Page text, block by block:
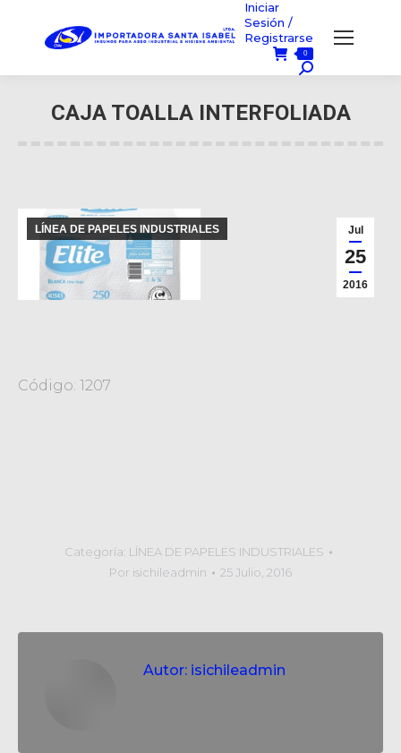
Iniciar
Sesión /
Registrarse
0
Búsqueda:
CAJA TOALLA INTERFOLIADA
Jul
25
2016
LÍNEA DE PAPELES INDUSTRIALES
Código: 1207
Categoría: LÍNEA DE PAPELES INDUSTRIALES
Por isichileadmin 25 Julio, 2016
Autor: isichileadmin